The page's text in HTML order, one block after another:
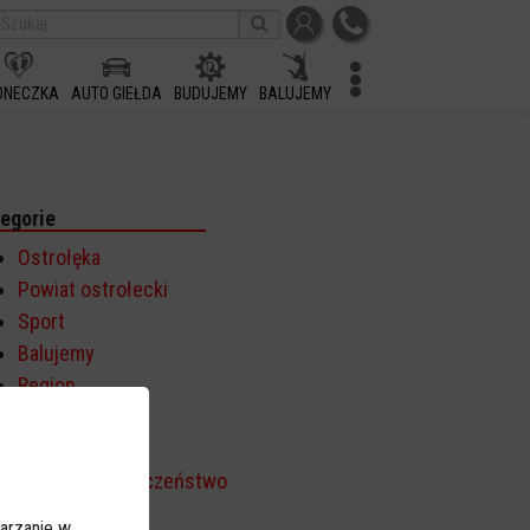
AUTO GIEŁDA BUDUJEMY BALUJEMY
Ostrołęka
Powiat ostrołecki
Sport
Balujemy
Region
Kościół i społeczeństwo